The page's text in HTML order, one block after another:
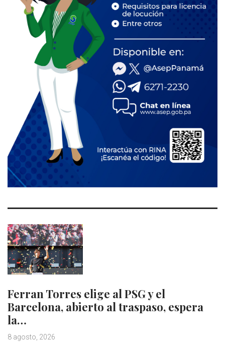
Ferran Torres elige al PSG y el
Barcelona, abierto al traspaso, espera
la…
8 agosto, 2026